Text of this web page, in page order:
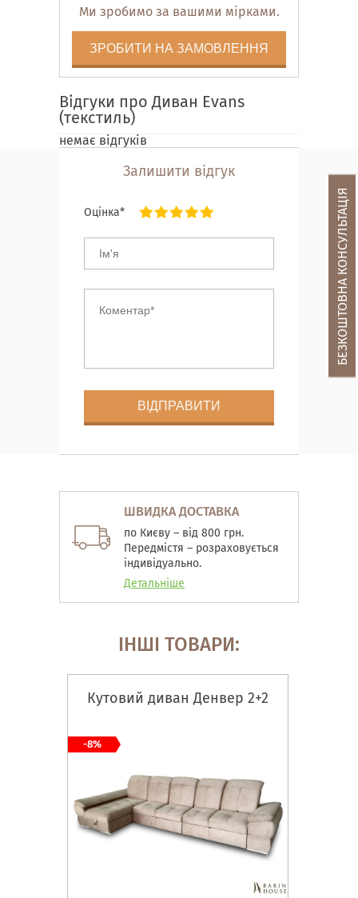
Ми зробимо за вашими мірками.
ЗРОБИТИ НА ЗАМОВЛЕННЯ
Відгуки про Диван Evans
(текстиль)
немає відгуків
Залишити відгук
Оцінка*
ШВИДКА ДОСТАВКА
по Києву – від 800 грн.
Передмістя – розраховується
індивідуально.
Детальніше
ІНШІ ТОВАРИ:
Кутовий диван Денвер 2+2
-8%
БЕЗКОШТОВНА КОНСУЛЬТАЦІЯ